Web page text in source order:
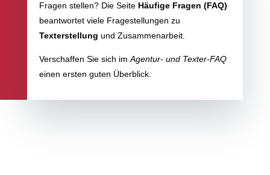
Fragen stellen? Die Seite Häufige Fragen (FAQ)
beantwortet viele Fragestellungen zu
Texterstellung und Zusammenarbeit.
Verschaffen Sie sich im Agentur- und Texter-FAQ
einen ersten guten Überblick.